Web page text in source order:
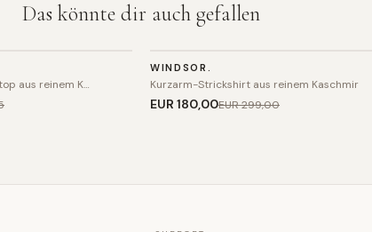
Das könnte dir auch gefallen
aus reinem K…
SALE
STRICK
WINDSOR.
Kurzarm-Strickshirt aus reinem Kaschmir
EUR 180,00EUR 299,00